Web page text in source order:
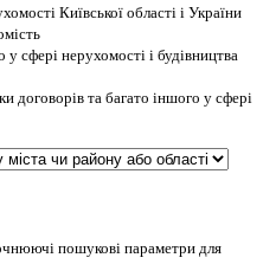
Київської області і України
у сфері нерухомості і будівництва
договорів та багато іншого у сфері
пошукові параметри для